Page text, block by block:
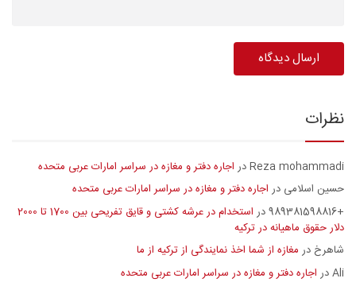
نظرات
Reza mohammadiدر اجاره دفتر و مغازه در سراسر امارات عربی متحده
حسین اسلامی در اجاره دفتر و مغازه در سراسر امارات عربی متحده
+989381598816
در
استخدام در عرشه کشتی و قایق تفریحی بین 1700 تا 2000
دلار حقوق ماهیانه در ترکیه
شاهرخ در مغازه از شما اخذ نمایندگی از ترکیه از ما
Aliدر اجاره دفتر و مغازه در سراسر امارات عربی متحده